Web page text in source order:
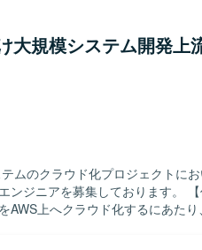
や関係部門との調整・説明対応も
しながら、一人称で資料作成や説
事項を分かりやすく説明できる
ンフラ経験を活かしてキャッチア
の経験を積むことができます。
流寄りの業務を通じて、インフラ
につけていただけます。 【開発環境】
となります。ネットワーク、認
を含む構成評価に携わっていただ
大規模システム開発上
ムのクラウド化プロジェクトに
集しております。 【作業内容】 オンプレ
AWS上へクラウド化するにあた